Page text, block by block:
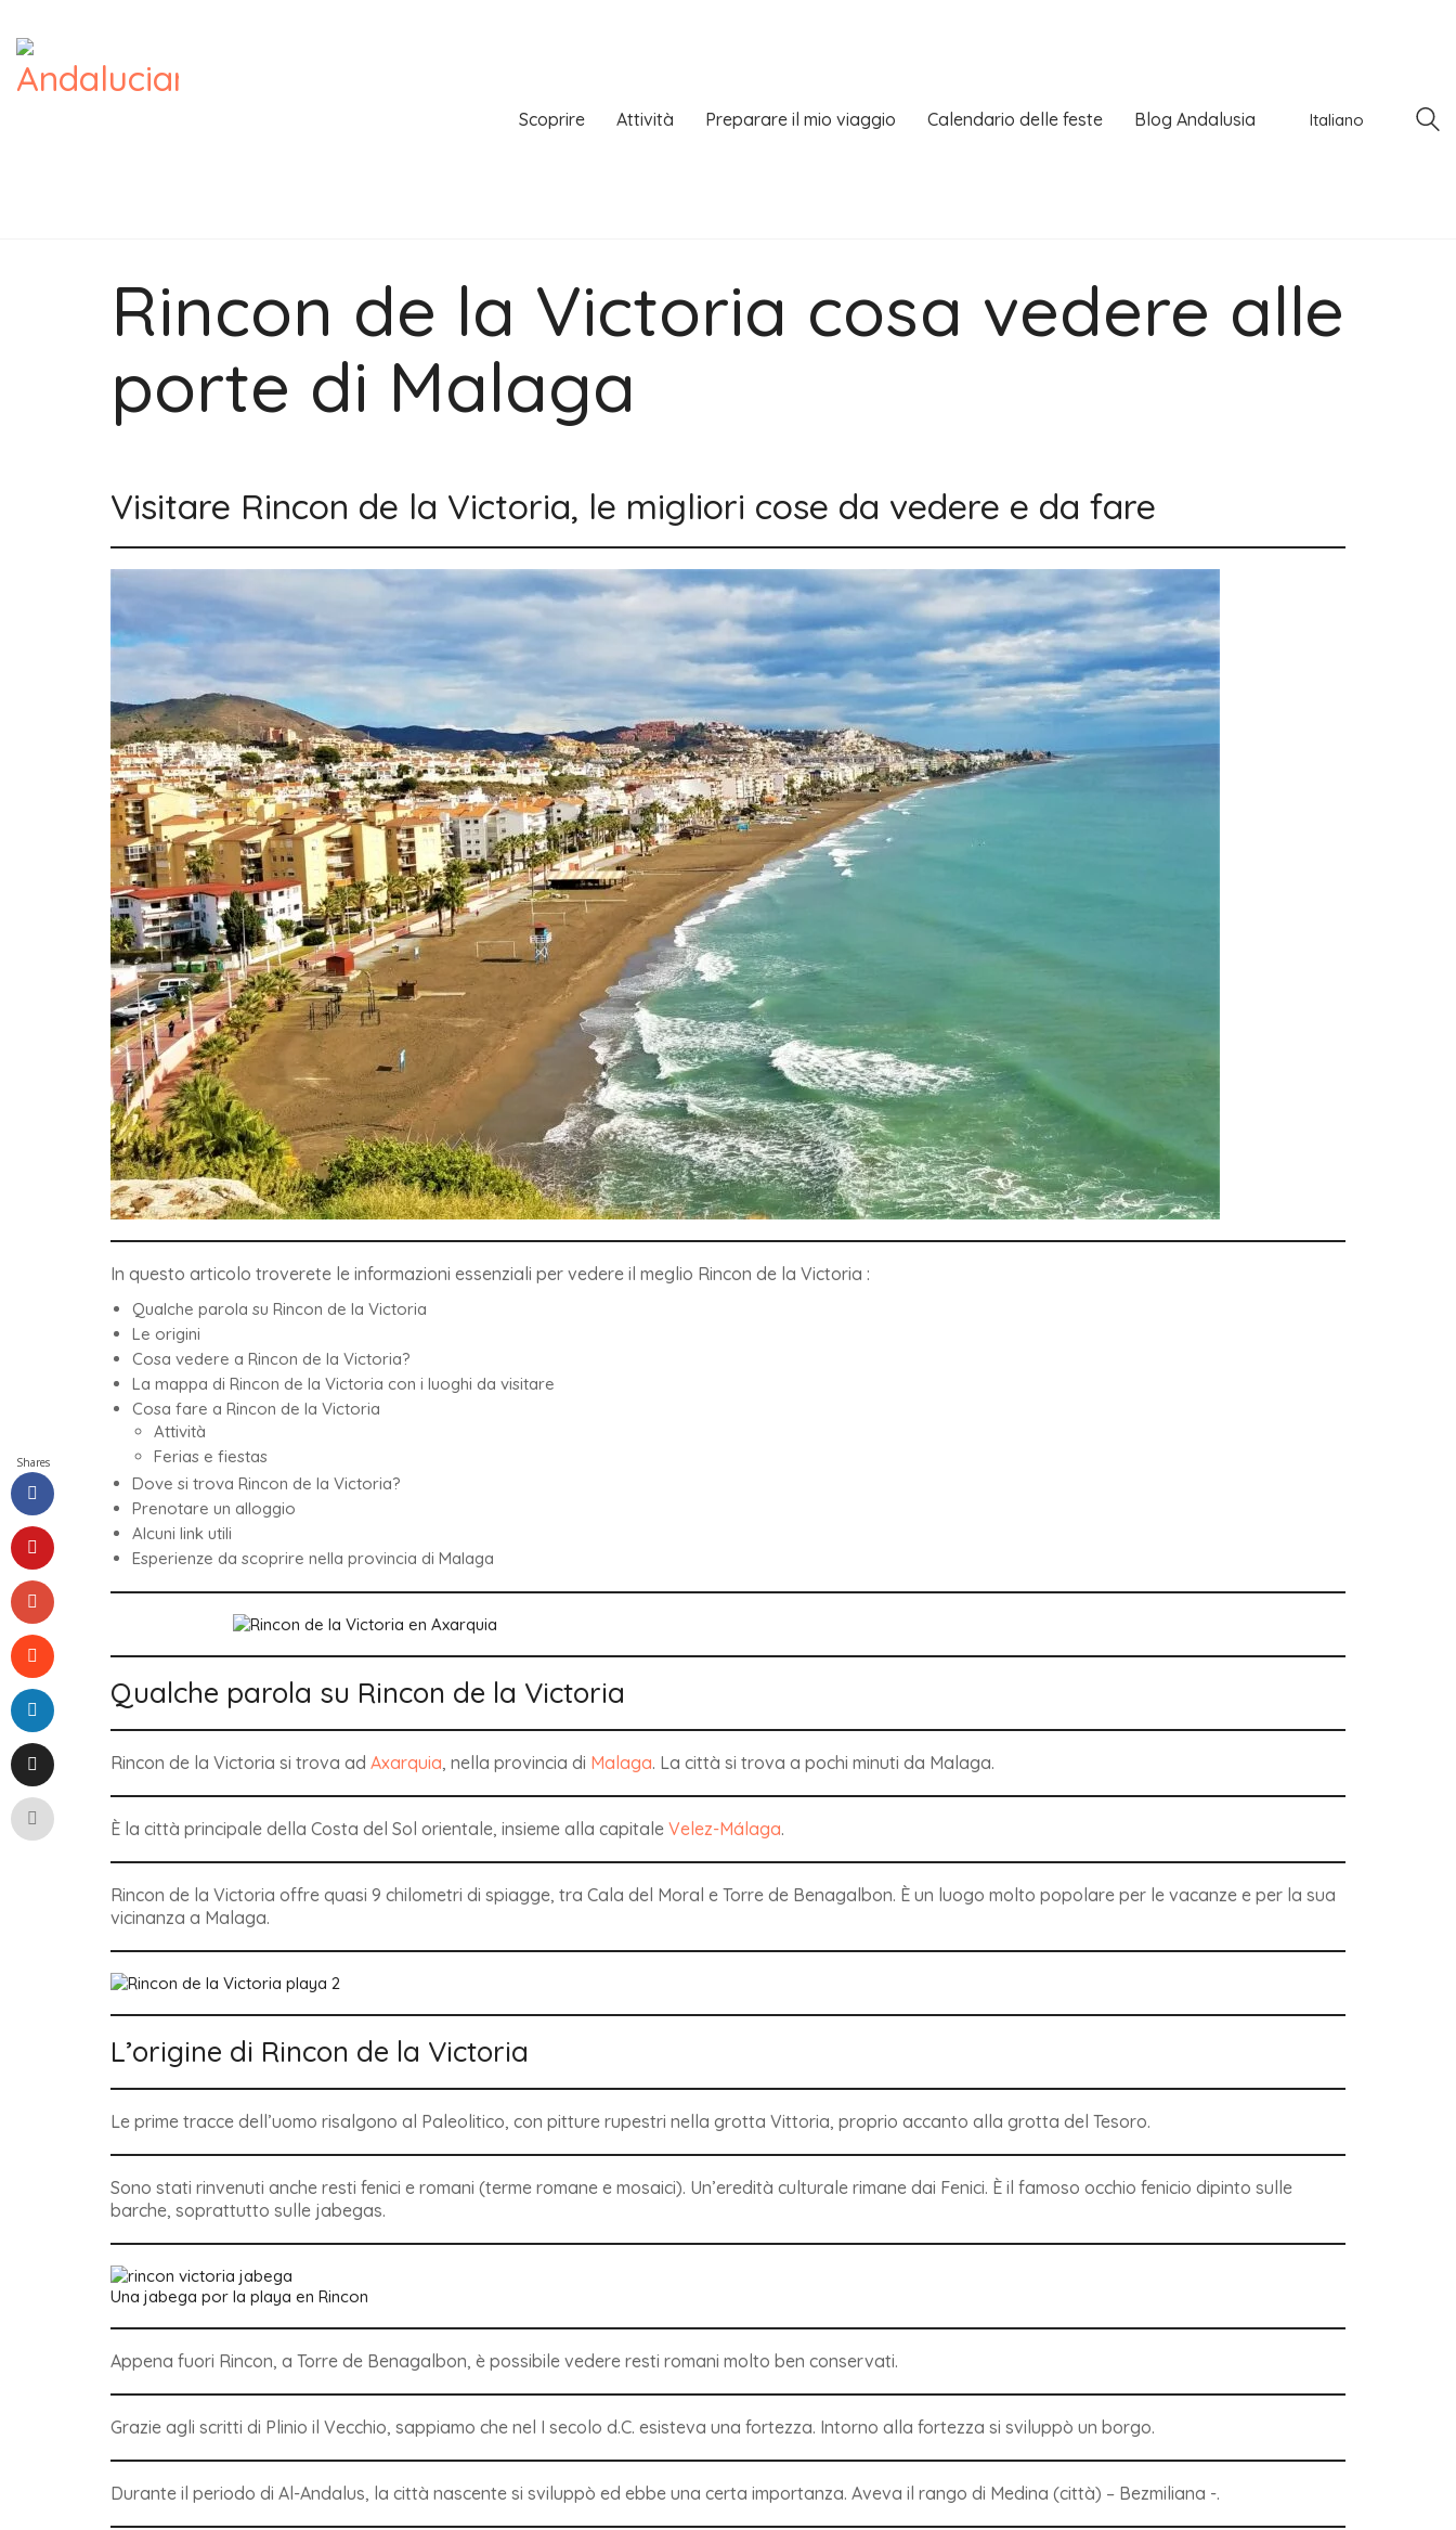
Scoprire Attività Preparare il mio viaggio Calendario delle feste Blog Andalusia Italiano
Rincon de la Victoria cosa vedere alle
porte di Malaga
Visitare Rincon de la Victoria, le migliori cose da vedere e da fare
In questo articolo troverete le informazioni essenziali per vedere il meglio Rincon de la Victoria :
Qualche parola su Rincon de la Victoria
Le origini
Cosa vedere a Rincon de la Victoria?
La mappa di Rincon de la Victoria con i luoghi da visitare
Cosa fare a Rincon de la Victoria
Attività
Ferias e fiestas
Dove si trova Rincon de la Victoria?
Prenotare un alloggio
Alcuni link utili
Esperienze da scoprire nella provincia di Malaga
Qualche parola su Rincon de la Victoria
Rincon de la Victoria si trova ad Axarquia, nella provincia di Malaga. La città si trova a pochi minuti da Malaga.
È la città principale della Costa del Sol orientale, insieme alla capitale Velez-Málaga.
Rincon de la Victoria offre quasi 9 chilometri di spiagge, tra Cala del Moral e Torre de Benagalbon. È un luogo molto popolare per le vacanze e per la sua
vicinanza a Malaga.
L’origine di Rincon de la Victoria
Le prime tracce dell’uomo risalgono al Paleolitico, con pitture rupestri nella grotta Vittoria, proprio accanto alla grotta del Tesoro.
Sono stati rinvenuti anche resti fenici e romani (terme romane e mosaici). Un’eredità culturale rimane dai Fenici. È il famoso occhio fenicio dipinto sulle
barche, soprattutto sulle jabegas.
Una jabega por la playa en Rincon
Appena fuori Rincon, a Torre de Benagalbon, è possibile vedere resti romani molto ben conservati.
Grazie agli scritti di Plinio il Vecchio, sappiamo che nel I secolo d.C. esisteva una fortezza. Intorno alla fortezza si sviluppò un borgo.
Durante il periodo di Al-Andalus, la città nascente si sviluppò ed ebbe una certa importanza. Aveva il rango di Medina (città) – Bezmiliana -.
Shares